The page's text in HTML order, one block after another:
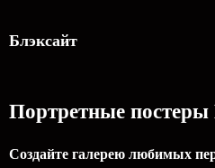
Блэксайт
Портретные постеры
Создайте галерею любимых